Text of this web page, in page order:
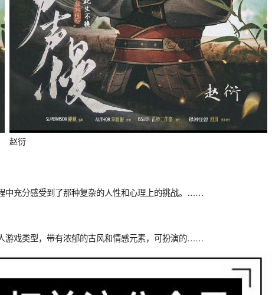
赵衍
中充分感受到了那种复杂的人性和心理上的挑战。……
游戏类型，带有浓郁的古风和情感元素，可扮演的……